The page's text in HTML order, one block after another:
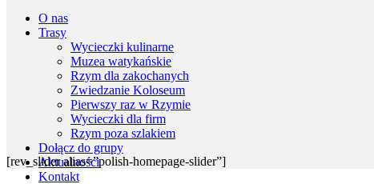
O nas
Trasy
Wycieczki kulinarne
Muzea watykańskie
Rzym dla zakochanych
Zwiedzanie Koloseum
Pierwszy raz w Rzymie
Wycieczki dla firm
Rzym poza szlakiem
Dołącz do grupy
Aktualności
Kontakt
[rev_slider alias=”polish-homepage-slider”]